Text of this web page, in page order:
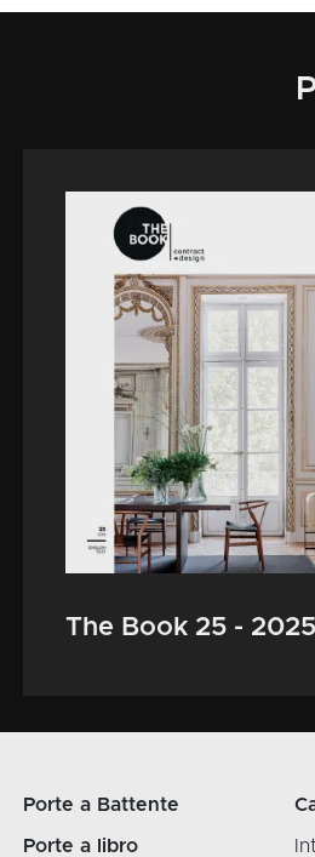
The Book 25 - 2025
Porte a Battente
Porte a libro